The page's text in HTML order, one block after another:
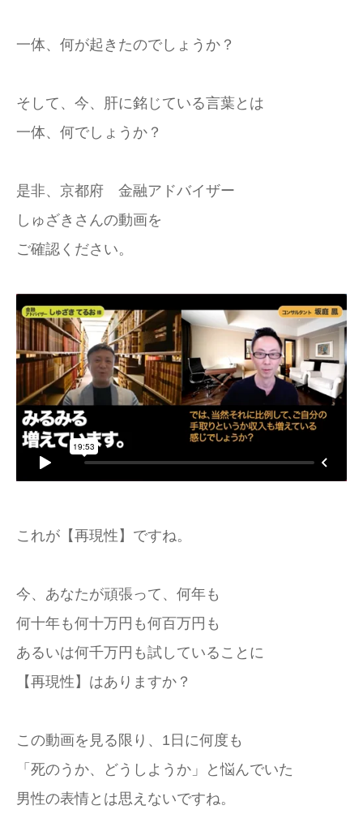
一体、何が起きたのでしょうか？
そして、今、肝に銘じている言葉とは
一体、何でしょうか？
是非、京都府 金融アドバイザー
しゅざきさんの動画を
ご確認ください。
これが【再現性】ですね。
今、あなたが頑張って、何年も
何十年も何十万円も何百万円も
あるいは何千万円も試していることに
【再現性】はありますか？
この動画を見る限り、1日に何度も
「死のうか、どうしようか」と悩んでいた
男性の表情とは思えないですね。